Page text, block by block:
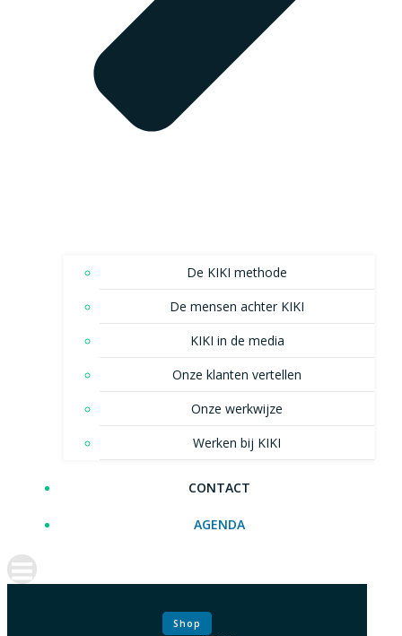
De KIKI methode
De mensen achter KIKI
KIKI in de media
Onze klanten vertellen
Onze werkwijze
Werken bij KIKI
CONTACT
AGENDA
Shop